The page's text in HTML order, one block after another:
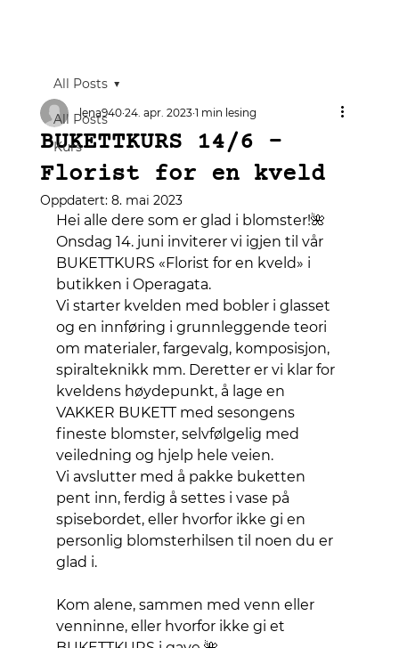
All Posts
Kurs
All Posts
BUKETTKURS 14/6 -
Florist for en kveld
lena940 24. apr. 2023 1 min lesing
Oppdatert: 8. mai 2023
Hei alle dere som er glad i blomster!🌺
Onsdag 14. juni inviterer vi igjen til vår
BUKETTKURS «Florist for en kveld» i
butikken i Operagata.
Vi starter kvelden med bobler i glasset
og en innføring i grunnleggende teori
om materialer, fargevalg, komposisjon,
spiralteknikk mm. Deretter er vi klar for
kveldens høydepunkt, å lage en
VAKKER BUKETT med sesongens
fineste blomster, selvfølgelig med
veiledning og hjelp hele veien.
Vi avslutter med å pakke buketten
pent inn, ferdig å settes i vase på
spisebordet, eller hvorfor ikke gi en
personlig blomsterhilsen til noen du er
glad i.
Kom alene, sammen med venn eller
venninne, eller hvorfor ikke gi et